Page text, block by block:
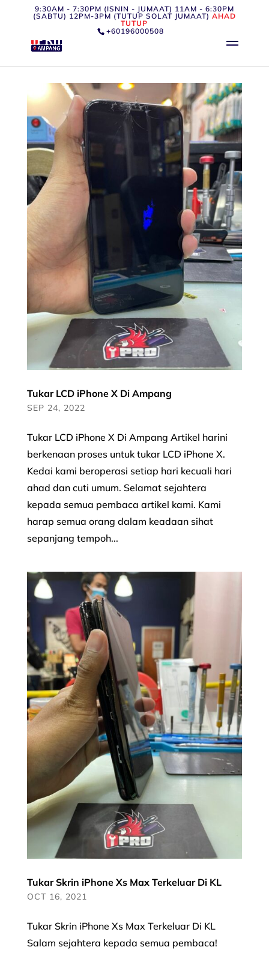
9:30AM - 7:30PM (ISNIN - JUMAAT) 11AM - 6:30PM
(SABTU) 12PM-3PM (TUTUP SOLAT JUMAAT) AHAD
TUTUP
+60196000508
Tukar LCD iPhone X Di Ampang
SEP 24, 2022
Tukar LCD iPhone X Di Ampang Artikel harini
berkenaan proses untuk tukar LCD iPhone X.
Kedai kami beroperasi setiap hari kecuali hari
ahad dan cuti umum. Selamat sejahtera
kepada semua pembaca artikel kami. Kami
harap semua orang dalam keadaan sihat
sepanjang tempoh...
Tukar Skrin iPhone Xs Max Terkeluar Di KL
OCT 16, 2021
Tukar Skrin iPhone Xs Max Terkeluar Di KL
Salam sejahtera kepada semua pembaca!